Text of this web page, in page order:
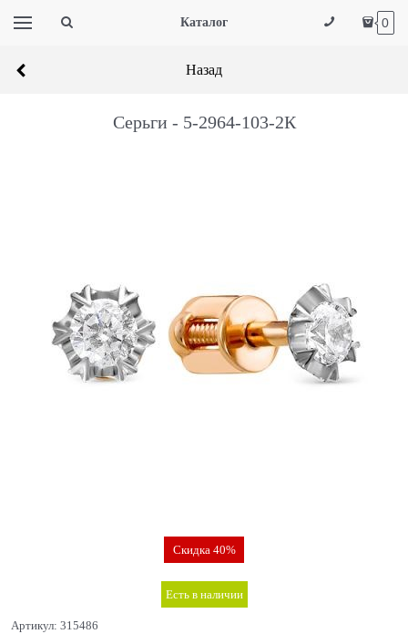
Каталог 0
Назад
Серьги - 5-2964-103-2К
Скидка 40%
Есть в наличии
Артикул: 315486